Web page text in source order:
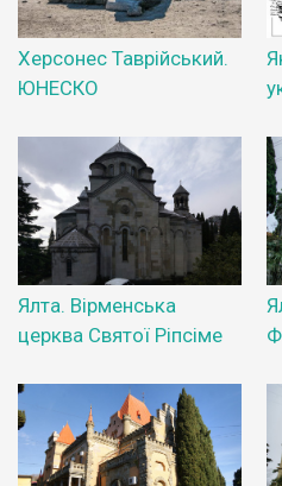
Херсонес Таврійський.
ЮНЕСКО
Ялта. Вірменська
церква Святої Ріпсіме